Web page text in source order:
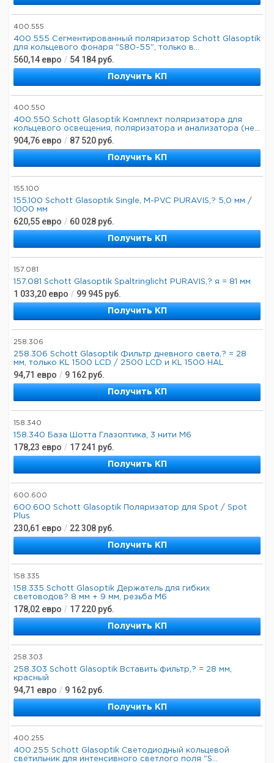
400.555
400.555 Сегментированный поляризатор Schott Glasoptik
для кольцевого фонаря "S80-55", только в...
560,14 евро / 54 184 руб.
Получить КП
400.550
400.550 Schott Glasoptik Комплект поляризатора для
кольцевого освещения, поляризатора и анализатора (не...
904,76 евро / 87 520 руб.
Получить КП
155.100
155.100 Schott Glasoptik Single, M-PVC PURAVIS,? 5,0 мм /
1000 мм
620,55 евро / 60 028 руб.
Получить КП
157.081
157.081 Schott Glasoptik Spaltringlicht PURAVIS,? я = 81 мм
1 033,20 евро / 99 945 руб.
Получить КП
258.306
258.306 Schott Glasoptik Фильтр дневного света,? = 28
мм, только KL 1500 LCD / 2500 LCD и KL 1500 HAL
94,71 евро / 9 162 руб.
Получить КП
158.340
158.340 База Шотта Глазоптика, 3 нити М6
178,23 евро / 17 241 руб.
Получить КП
600.600
600.600 Schott Glasoptik Поляризатор для Spot / Spot
Plus
230,61 евро / 22 308 руб.
Получить КП
158.335
158.335 Schott Glasoptik Держатель для гибких
световодов? 8 мм + 9 мм, резьба М6
178,02 евро / 17 220 руб.
Получить КП
258.303
258.303 Schott Glasoptik Вставить фильтр,? = 28 мм,
красный
94,71 евро / 9 162 руб.
Получить КП
400.255
400.255 Schott Glasoptik Светодиодный кольцевой
светильник для интенсивного светлого поля "S...